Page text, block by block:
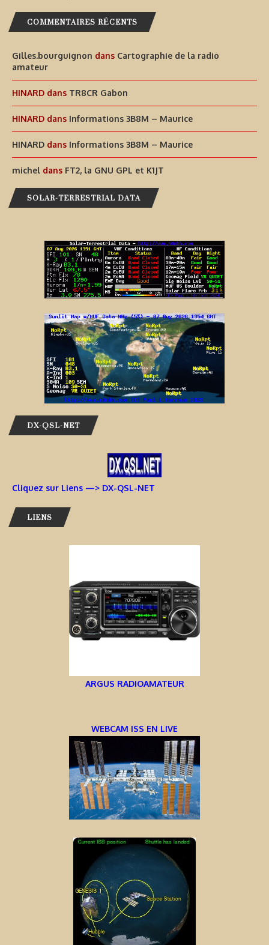
COMMENTAIRES RÉCENTS
Gilles.bourguignon dans Cartographie de la radio
amateur
HINARD dans TR8CR Gabon
HINARD dans Informations 3B8M – Maurice
HINARD dans Informations 3B8M – Maurice
michel dans FT2, la GNU GPL et K1JT
SOLAR-TERRESTRIAL DATA
DX-QSL-NET
Cliquez sur Liens —> DX-QSL-NET
LIENS
ARGUS RADIOAMATEUR
WEBCAM ISS EN LIVE